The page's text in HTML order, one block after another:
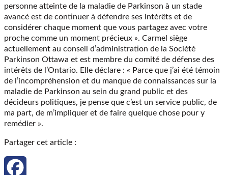
personne atteinte de la maladie de Parkinson à un stade
avancé est de continuer à défendre ses intérêts et de
considérer chaque moment que vous partagez avec votre
proche comme un moment précieux ». Carmel siège
actuellement au conseil d’administration de la Société
Parkinson Ottawa et est membre du comité de défense des
intérêts de l’Ontario. Elle déclare : « Parce que j’ai été témoin
de l’incompréhension et du manque de connaissances sur la
maladie de Parkinson au sein du grand public et des
décideurs politiques, je pense que c’est un service public, de
ma part, de m’impliquer et de faire quelque chose pour y
remédier ».
Partager cet article :